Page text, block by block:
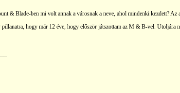
& Blade-ben mi volt annak a városnak a neve, ahol mindenki kezdett? Az
hogy már 12 éve, hogy először játszottam az M & B-vel. Utoljára